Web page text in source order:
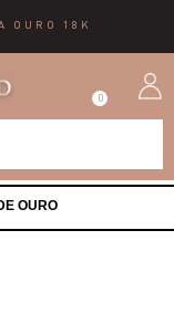
OURO 18K
0
OURO